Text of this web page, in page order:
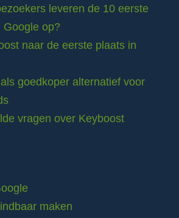
leveren de 10 eerste
Google op?
naar de eerste plaats in
goedkoper alternatief voor
vragen over Keyboost
maken